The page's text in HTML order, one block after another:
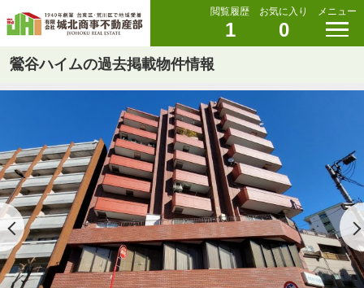
閲覧履歴
1
お気に入り
0
メニュー
鶯谷ハイムの過去掲載物件情報